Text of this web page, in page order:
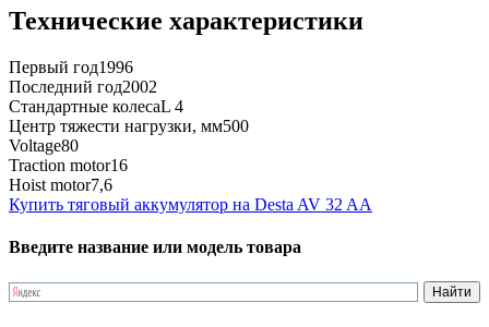
Технические характеристики
Первый год1996
Последний год2002
Стандартные колесаL 4
Центр тяжести нагрузки, мм500
Voltage80
Traction motor16
Hoist motor7,6
Купить тяговый аккумулятор на Desta AV 32 AA
Введите название или модель товара